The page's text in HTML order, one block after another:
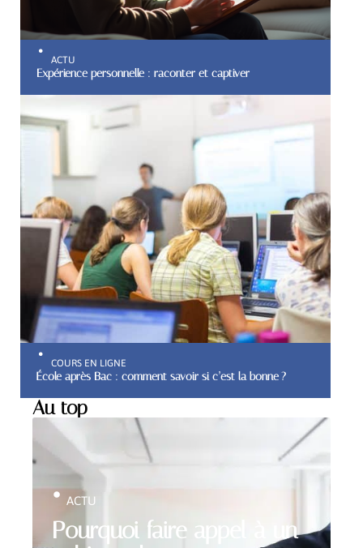
ACTU
Expérience personnelle : raconter et captiver
COURS EN LIGNE
École après Bac : comment savoir si c’est la bonne ?
Au top
Pourquoi faire appel à un
ACTU